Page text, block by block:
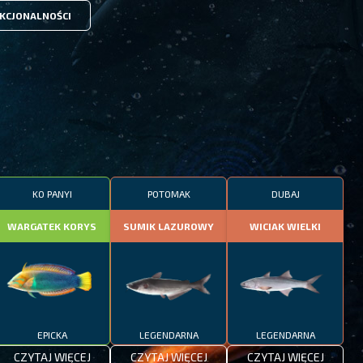
KO PANYI
WARGATEK KORYS
EPICKA
CZYTAJ WIĘCEJ
POTOMAK
SUMIK LAZUROWY
LEGENDARNA
CZYTAJ WIĘCEJ
DUBAJ
WICIAK WIELKI
LEGENDARNA
CZYTAJ WIĘCEJ